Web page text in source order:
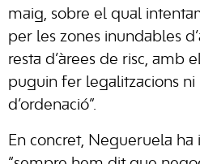
maig, sobre el qual
per les zones inundables
resta d’àrees de risc, amb
puguin fer legalitzacions ni
d’ordenació”.
En concret, Negueruela